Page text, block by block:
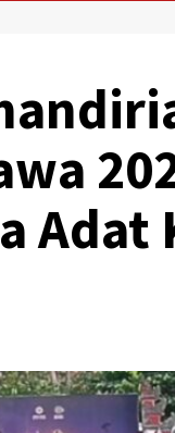
Adat